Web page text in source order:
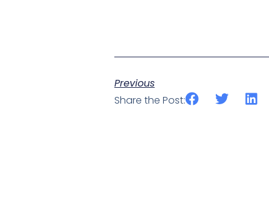
Previous
Share the Post: